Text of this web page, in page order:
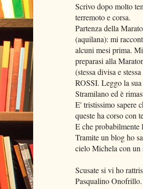
Scrivo dopo molto
terremoto e corsa.
Partenza della
(aquilana): mi
alcuni mesi prima.
preparasi alla
(stessa divisa e
ROSSI. Leggo la
Stramilano ed è
E' tristissimo sapere
queste ha corso con
E che probabilmente
Tramite un blog ho
cielo Michela con
Scusate si vi ho
Pasqualino Onofrillo.